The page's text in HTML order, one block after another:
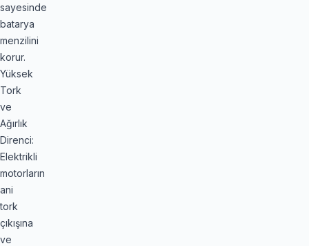
sayesinde
batarya
menzilini
korur.
Yüksek
Tork
ve
Ağırlık
Direnci:
Elektrikli
motorların
ani
tork
çıkışına
ve